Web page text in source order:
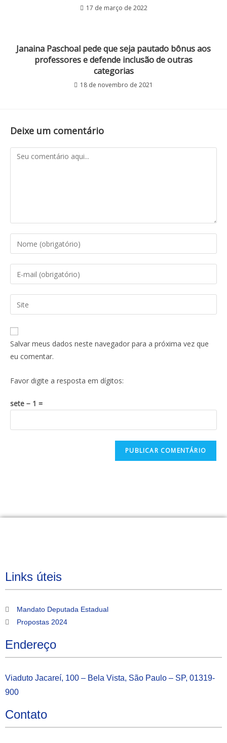
17 de março de 2022
Janaina Paschoal pede que seja pautado bônus aos
professores e defende inclusão de outras
categorias
18 de novembro de 2021
Deixe um comentário
Salvar meus dados neste navegador para a próxima vez que
eu comentar.
Favor digite a resposta em dígitos:
sete − 1 =
Links úteis
Mandato Deputada Estadual
Propostas 2024
Endereço
Viaduto Jacareí, 100 – Bela Vista, São Paulo – SP, 01319-
900
Contato